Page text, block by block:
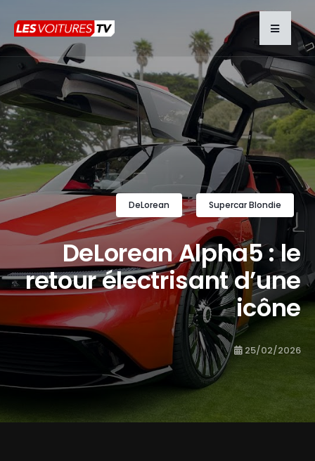
DeLorean Supercar Blondie
DeLorean Alpha5 : le
retour électrisant d’une
icône
25/02/2026